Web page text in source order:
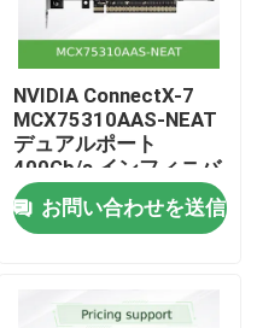
NVIDIA ConnectX-7
MCX75310AAS-NEAT
デュアルポート
400Gb/s インフィニバ
ンド&イーサネット ス
マートアダプター
お問い合わせを送信